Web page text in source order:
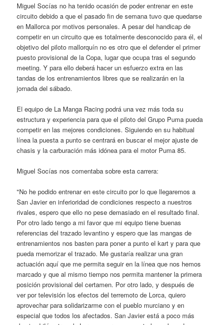
Miguel Socías no ha tenido ocasión de poder entrenar en este
circuito debido a que el pasado fin de semana tuvo que quedarse
en Mallorca por motivos personales. A pesar del handicap de
competir en un circuito que es totalmente desconocido para él, el
objetivo del piloto mallorquín no es otro que el defender el primer
puesto provisional de la Copa, lugar que ocupa tras el segundo
meeting. Y para ello deberá hacer un esfuerzo extra en las
tandas de los entrenamientos libres que se realizarán en la
jornada del sábado.
El equipo de La Manga Racing podrá una vez más toda su
estructura y experiencia para que el piloto del Grupo Puma pueda
competir en las mejores condiciones. Siguiendo en su habitual
línea la puesta a punto se centrará en buscar el mejor ajuste de
chasis y la carburación más idónea para el motor Puma 85.
Miguel Socías nos comentaba sobre esta carrera:
"No he podido entrenar en este circuito por lo que llegaremos a
San Javier en inferioridad de condiciones respecto a nuestros
rivales, espero que ello no pese demasiado en el resultado final.
Por otro lado tengo a mi favor que mi equipo tiene buenas
referencias del trazado levantino y espero que las mangas de
entrenamientos nos basten para poner a punto el kart y para que
pueda memorizar el trazado. Me gustaría realizar una gran
actuación aquí que me permita seguir en la línea que nos hemos
marcado y que al mismo tiempo nos permita mantener la primera
posición provisional del certamen. Por otro lado, y después de
ver por televisión los efectos del terremoto de Lorca, quiero
aprovechar para solidarizarme con el pueblo murciano y en
especial que todos los afectados. San Javier está a poco más